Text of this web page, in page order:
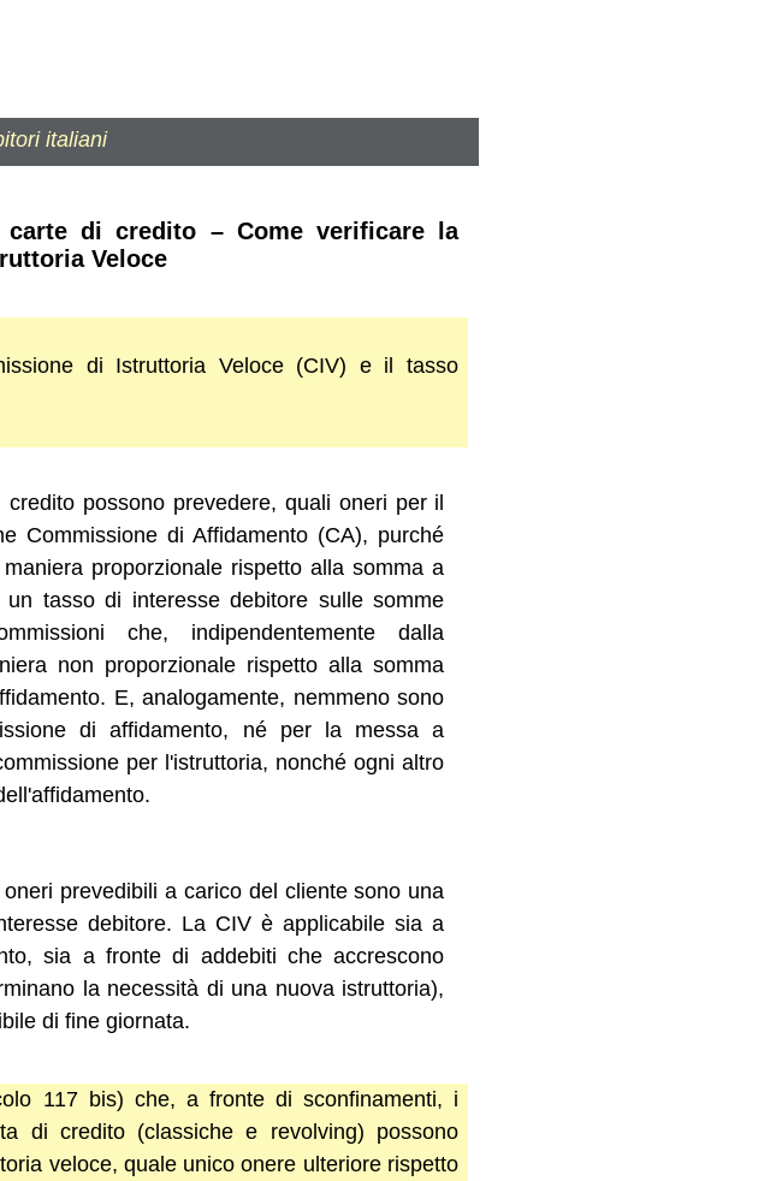
italiani
di credito – Come verificare la
Veloce
di Istruttoria Veloce (CIV) e il tasso
possono prevedere, quali oneri per il
Commissione di Affidamento (CA), purché
proporzionale rispetto alla somma a
tasso di interesse debitore sulle somme
che, indipendentemente dalla
non proporzionale rispetto alla somma
E, analogamente, nemmeno sono
di affidamento, né per la messa a
per l'istruttoria, nonché ogni altro
prevedibili a carico del cliente sono una
debitore. La CIV è applicabile sia a
sia a fronte di addebiti che accrescono
la necessità di una nuova istruttoria),
di fine giornata.
117 bis) che, a fronte di sconfinamenti, i
di credito (classiche e revolving) possono
veloce, quale unico onere ulteriore rispetto